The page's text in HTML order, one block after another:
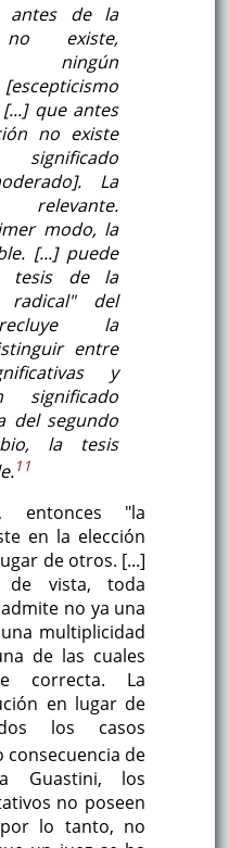
antes de la
no existe,
ningún
que antes
no existe
La
modo, la
[...] puede
tesis de la
radical" del
la
entre
y
significado
del segundo
la tesis
11
"la
en la elección
de otros. [...]
de vista, toda
no ya una
multiplicidad
de las cuales
correcta. La
en lugar de
los casos
consecuencia de
Guastini, los
no poseen
lo tanto, no